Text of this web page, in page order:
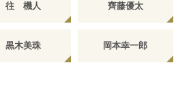
往 機人 齊藤優太
黒木美珠 岡本幸一郎